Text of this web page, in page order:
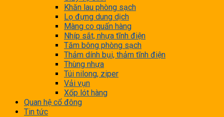
Khăn lau phòng sạch
Lọ đựng dung dịch
Màng co quấn hàng
Nhíp sắt, nhựa tĩnh điện
Tăm bông phòng sạch
Thảm dính bụi, thảm tĩnh điện
Thùng nhựa
Túi nilong, ziper
Vải vụn
Xốp lót hàng
Quan hệ cổ đông
Tin tức